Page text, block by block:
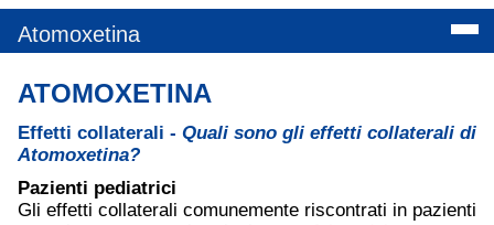
Atomoxetina
ATOMOXETINA
Effetti collaterali - Quali sono gli effetti collaterali di
Atomoxetina?
Pazienti pediatrici
Gli effetti collaterali comunemente riscontrati in pazienti